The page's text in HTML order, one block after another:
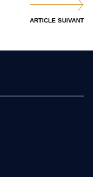
ARTICLE SUIVANT